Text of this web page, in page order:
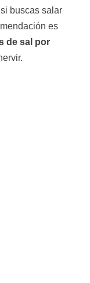
buscas salar
es
de sal por